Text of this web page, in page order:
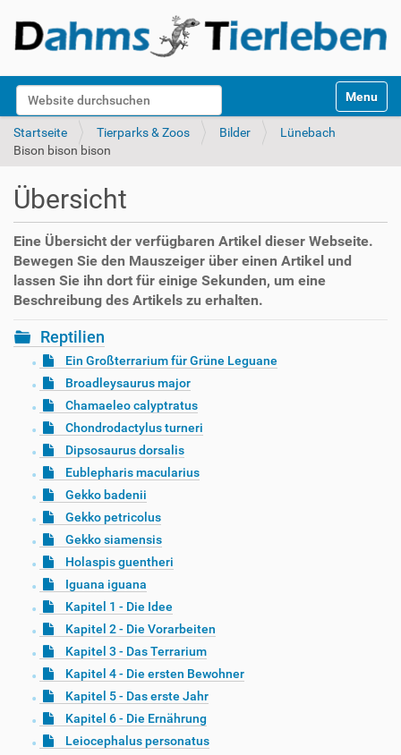
Website durchsuchen
k
Toggle
Startseite Tierparks & Zoos Bilder
Lünebach
Bison bison bison
Übersicht
Eine Übersicht der verfügbaren Artikel dieser Webseite.
Bewegen Sie den Mauszeiger über einen Artikel und
lassen Sie ihn dort für einige Sekunden, um eine
Beschreibung des Artikels zu erhalten.
Reptilien
Ein Großterrarium für Grüne Leguane
Broadleysaurus major
Chamaeleo calyptratus
Chondrodactylus turneri
Dipsosaurus dorsalis
Eublepharis macularius
Gekko badenii
Gekko petricolus
Gekko siamensis
Holaspis guentheri
Iguana iguana
Kapitel 1 - Die Idee
Kapitel 2 - Die Vorarbeiten
Kapitel 3 - Das Terrarium
Kapitel 4 - Die ersten Bewohner
Kapitel 5 - Das erste Jahr
Kapitel 6 - Die Ernährung
Leiocephalus personatus